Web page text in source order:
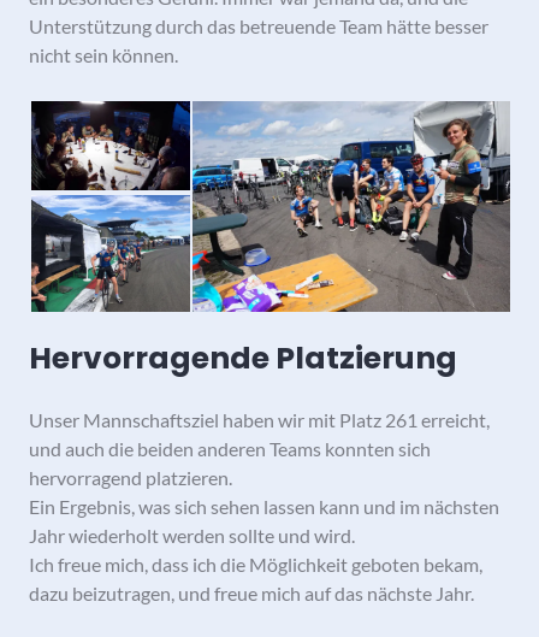
Unterstützung durch das betreuende Team hätte besser
nicht sein können.
Hervorragende Platzierung
Unser Mannschaftsziel haben wir mit Platz 261 erreicht,
und auch die beiden anderen Teams konnten sich
hervorragend platzieren.
Ein Ergebnis, was sich sehen lassen kann und im nächsten
Jahr wiederholt werden sollte und wird.
Ich freue mich, dass ich die Möglichkeit geboten bekam,
dazu beizutragen, und freue mich auf das nächste Jahr.